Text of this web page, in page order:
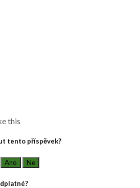
this
tento příspěvek?
Ano Ne